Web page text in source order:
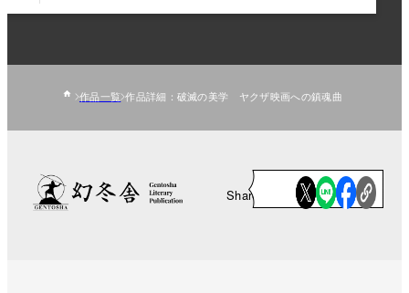
作品一覧 作品詳細：破滅の美学 ヤクザ映画への鎮魂曲
Share